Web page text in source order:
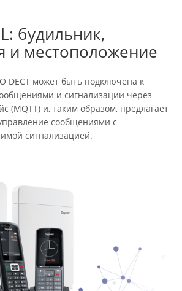
будильник,
и местоположение
DECT может быть подключена к
и сигнализации через
(MQTT) и, таким образом, предлагает
сообщениями с
сигнализацией.